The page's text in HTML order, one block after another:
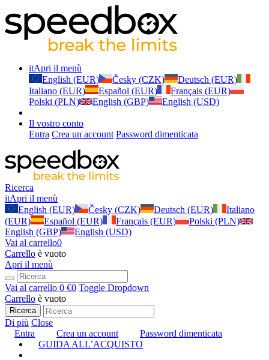
itApri il menù
English (EUR)
Česky (CZK)
Deutsch (EUR)
Italiano (EUR)
Español (EUR)
Français (EUR)
Polski (PLN)
English (GBP) English (USD)
Il vostro conto
Entra Crea un account Password dimenticata
Ricerca
itApri il menù
English (EUR)
Česky (CZK) Deutsch (EUR)
Italiano
(EUR)
Español (EUR) Français (EUR)
Polski (PLN)
English (GBP)
English (USD)
Vai al carrello0
Carrello è vuoto
Apri il menù
Vai al carrello 0 €0 Toggle Dropdown
Carrello è vuoto
Ricerca
Di più Close
Entra
Crea un account
Password dimenticata
GUIDA ALL’ACQUISTO